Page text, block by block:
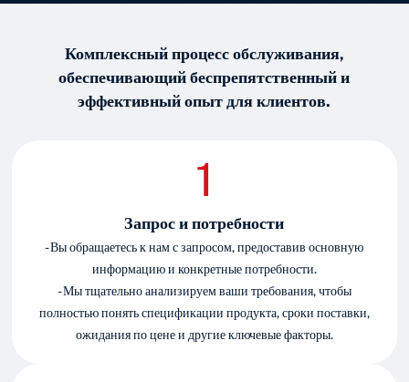
Комплексный процесс обслуживания,
обеспечивающий беспрепятственный и
эффективный опыт для клиентов.
Запрос и потребности
- Вы обращаетесь к нам с запросом, предоставив основную
информацию и конкретные потребности.
- Мы тщательно анализируем ваши требования, чтобы
полностью понять спецификации продукта, сроки поставки,
ожидания по цене и другие ключевые факторы.